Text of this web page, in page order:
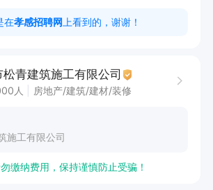
历，建筑学、工程造价管理、工程
在孝感招聘网 上看到的，谢谢！
青建筑施工有限公司
人 房地产/建筑/建材/装修
施工有限公司
缴纳费用，保持谨慎防止受骗！